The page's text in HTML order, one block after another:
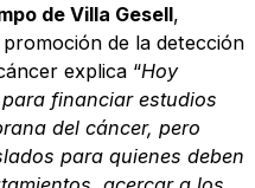
de Villa Gesell,
de la detección
explica “Hoy
financiar estudios
del cáncer, pero
para quienes deben